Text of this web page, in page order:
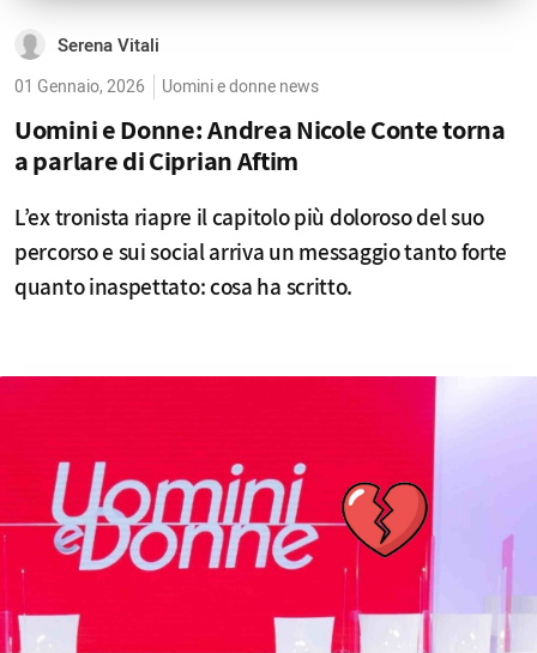
Serena Vitali
01 Gennaio, 2026 Uomini e donne news
Uomini e Donne: Andrea Nicole Conte torna
a parlare di Ciprian Aftim
L’ex tronista riapre il capitolo più doloroso del suo
percorso e sui social arriva un messaggio tanto forte
quanto inaspettato: cosa ha scritto.